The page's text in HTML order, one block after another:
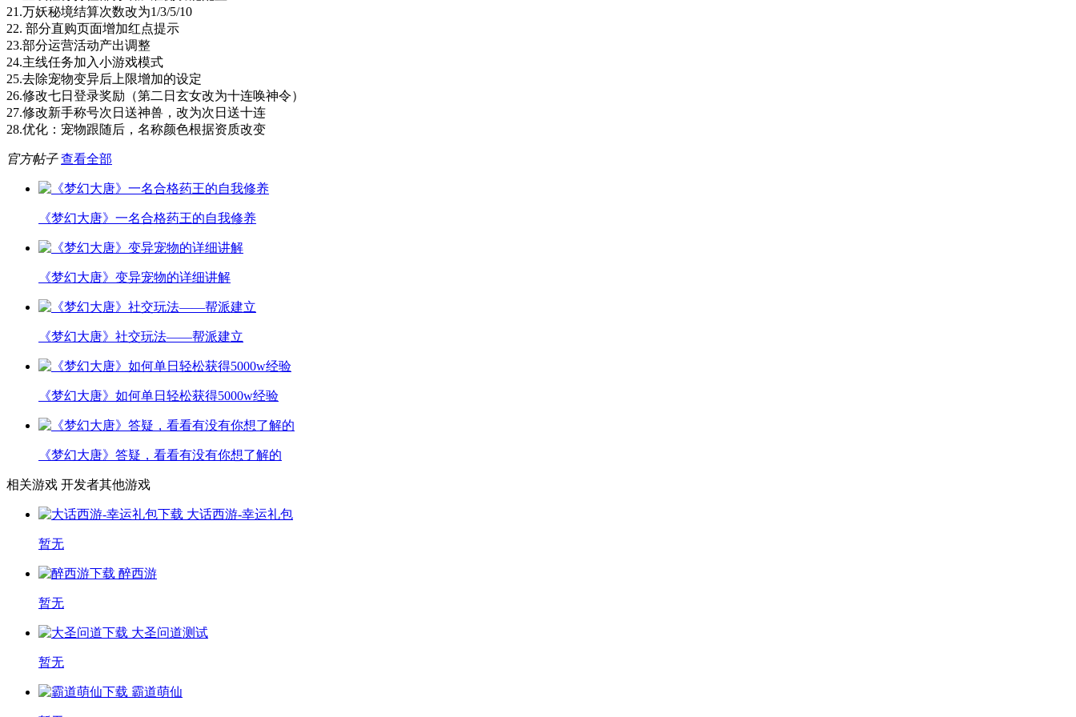
21.万妖秘境结算次数改为1/3/5/10
22. 部分直购页面增加红点提示
23.部分运营活动产出调整
24.主线任务加入小游戏模式
25.去除宠物变异后上限增加的设定
26.修改七日登录奖励（第二日玄女改为十连唤神令）
27.修改新手称号次日送神兽，改为次日送十连
28.优化：宠物跟随后，名称颜色根据资质改变
官方帖子 查看全部
《梦幻大唐》一名合格药王的自我修养
《梦幻大唐》变异宠物的详细讲解
《梦幻大唐》社交玩法——帮派建立
《梦幻大唐》如何单日轻松获得5000w经验
《梦幻大唐》答疑，看看有没有你想了解的
相关游戏 开发者其他游戏
大话西游-幸运礼包
暂无
醉西游
暂无
大圣问道测试
暂无
霸道萌仙